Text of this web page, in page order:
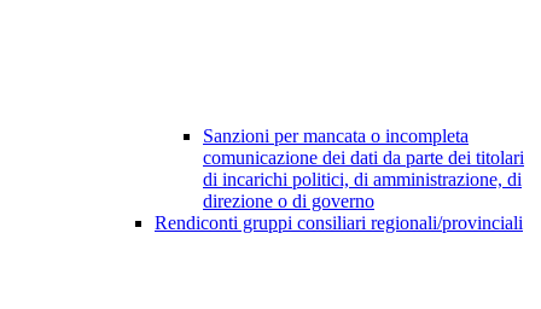
Sanzioni per mancata o incompleta
comunicazione dei dati da parte dei titolari
di incarichi politici, di amministrazione, di
direzione o di governo
Rendiconti gruppi consiliari regionali/provinciali